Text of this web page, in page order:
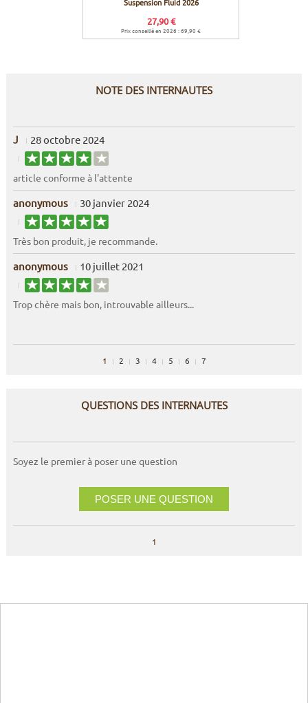
27,90 €
Prix conseillé en 2026 : 69,90 €
NOTE DES INTERNAUTES
J 28 octobre 2024
article conforme à l'attente
anonymous 30 janvier 2024
Très bon produit, je recommande.
anonymous 10 juillet 2021
Trop chère mais bon, introuvable ailleurs...
1 2 3 4 5 6 7
QUESTIONS DES INTERNAUTES
Soyez le premier à poser une question
POSER UNE QUESTION
1